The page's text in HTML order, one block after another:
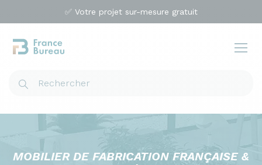
✅ Votre projet sur-mesure gratuit
MOBILIER DE FABRICATION FRANÇAISE &